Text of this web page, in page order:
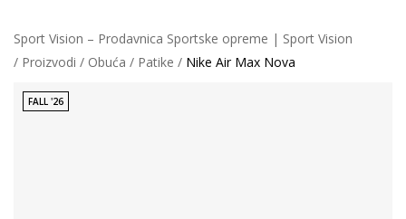
Sport Vision – Prodavnica Sportske opreme | Sport Vision
Proizvodi
Obuća Patike Nike Air Max Nova
FALL '26